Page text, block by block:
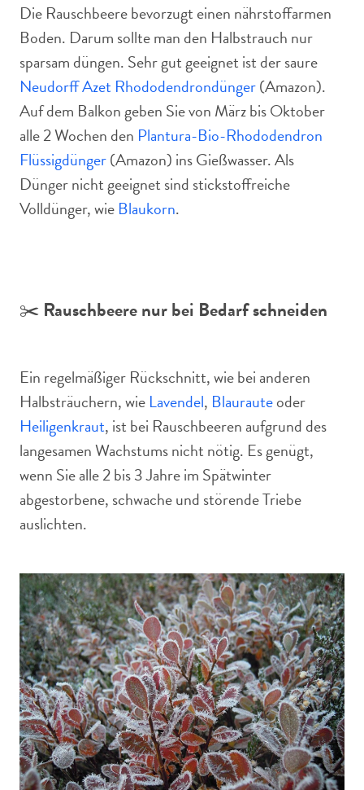
Die Rauschbeere bevorzugt einen nährstoffarmen
Boden. Darum sollte man den Halbstrauch nur
sparsam düngen. Sehr gut geeignet ist der saure
Neudorff Azet Rhododendrondünger(Amazon).
Auf dem Balkon geben Sie von März bis Oktober
alle 2 Wochen den Plantura-Bio-Rhododendron
Flüssigdünger(Amazon) ins Gießwasser. Als
Dünger nicht geeignet sind stickstoffreiche
Volldünger, wie Blaukorn.
✂️ Rauschbeere nur bei Bedarf schneiden
Ein regelmäßiger Rückschnitt, wie bei anderen
Halbsträuchern, wie Lavendel, Blaurauteoder
Heiligenkraut, ist bei Rauschbeeren aufgrund des
langesamen Wachstums nicht nötig. Es genügt,
wenn Sie alle 2 bis 3 Jahre im Spätwinter
abgestorbene, schwache und störende Triebe
auslichten.